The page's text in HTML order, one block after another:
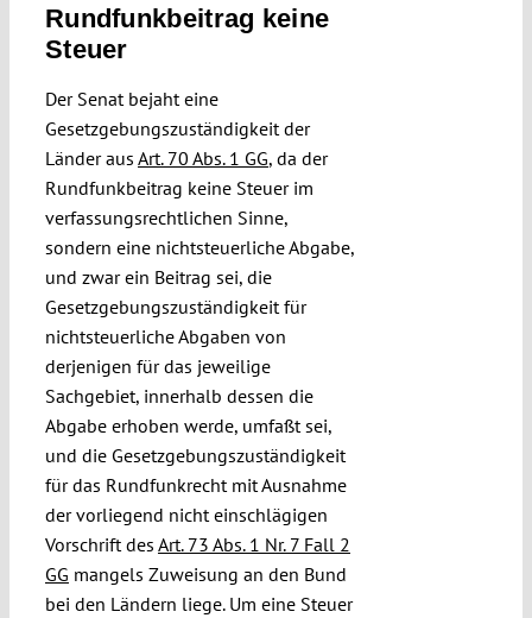
Rundfunkbeitrag keine
Steuer
Der Senat bejaht eine
Gesetzgebungszuständigkeit der
Länder aus Art. 70 Abs. 1 GG, da der
Rundfunkbeitrag keine Steuer im
verfassungsrechtlichen Sinne,
sondern eine nichtsteuerliche Abgabe,
und zwar ein Beitrag sei, die
Gesetzgebungszuständigkeit für
nichtsteuerliche Abgaben von
derjenigen für das jeweilige
Sachgebiet, innerhalb dessen die
Abgabe erhoben werde, umfaßt sei,
und die Gesetzgebungszuständigkeit
für das Rundfunkrecht mit Ausnahme
der vorliegend nicht einschlägigen
Vorschrift des Art. 73 Abs. 1 Nr. 7 Fall 2
GG mangels Zuweisung an den Bund
bei den Ländern liege. Um eine Steuer